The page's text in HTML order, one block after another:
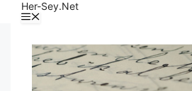
Her-Sey.Net